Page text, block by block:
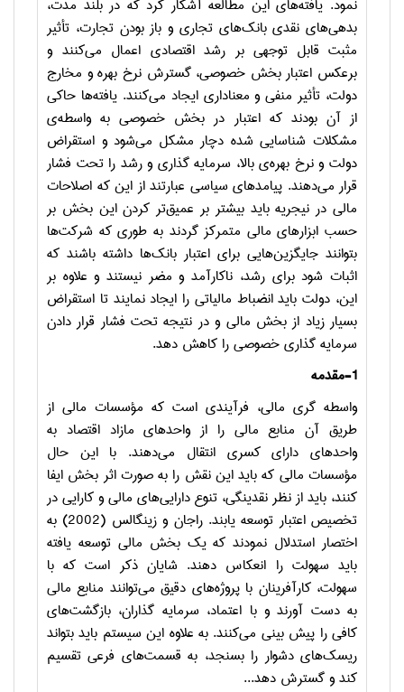
نمود. یافتههای این مطالعه آشکار کرد که در بلند مدت،
بدهیهای نقدی بانکهای تجاری و باز بودن تجارت، تأثیر
مثبت قابل توجهی بر رشد اقتصادی اعمال میکنند و
برعکس اعتبار بخش خصوصی، گسترش نرخ بهره و مخارج
دولت، تأثیر منفی و معناداری ایجاد میکنند. یافتهها حاکی
از آن بودند که اعتبار در بخش خصوصی به واسطهی
مشکلات شناسایی شده دچار مشکل میشود و استقراض
دولت و نرخ بهرهی بالا، سرمایه گذاری و رشد را تحت فشار
قرار میدهند. پیامدهای سیاسی عبارتند از این که اصلاحات
مالی در نیجریه باید بیشتر بر عمیقتر کردن این بخش بر
حسب ابزارهای مالی متمرکز گردند به طوری که شرکتها
بتوانند جایگزینهایی برای اعتبار بانکها داشته باشند که
اثبات شود برای رشد، ناکارآمد و مضر نیستند و علاوه بر
این، دولت باید انضباط مالیاتی را ایجاد نمایند تا استقراض
بسیار زیاد از بخش مالی و در نتیجه تحت فشار قرار دادن
سرمایه گذاری خصوصی را کاهش دهد.
1-مقدمه
واسطه گری مالی، فرآیندی است که مؤسسات مالی از
طریق آن منابع مالی را از واحدهای مازاد اقتصاد به
واحدهای دارای کسری انتقال میدهند. با این حال
مؤسسات مالی که باید این نقش را به صورت اثر بخش ایفا
کنند، باید از نظر نقدینگی، تنوع داراییهای مالی و کارایی در
تخصیص اعتبار توسعه یابند. راجان و زینگالس (2002) به
اختصار استدلال نمودند که یک بخش مالی توسعه یافته
باید سهولت را انعکاس دهند. شایان ذکر است که با
سهولت، کارآفرینان با پروژههای دقیق میتوانند منابع مالی
به دست آورند و با اعتماد، سرمایه گذاران، بازگشتهای
کافی را پیش بینی میکنند. به علاوه این سیستم باید بتواند
ریسکهای دشوار را بسنجد، به قسمتهای فرعی تقسیم
کند و گسترش دهد...